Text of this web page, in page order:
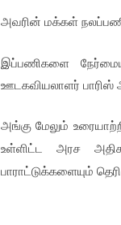
அவரின் மக்கள்
இப்பணிகளை
ஊடகவியலாளர் பாரிஸ்
அங்கு மேலும்
உள்ளிட்ட அரச
பாராட்டுக்களையும்